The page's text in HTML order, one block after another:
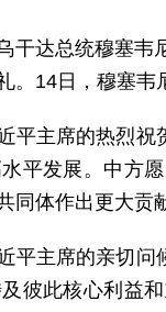
干达总统穆塞
。14日，穆塞韦
平主席的热烈
平发展。中方
同体作出更大贡
平主席的亲切
彼此核心利益